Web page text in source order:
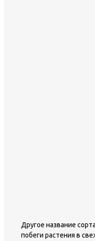
Другое название
побеги растения в